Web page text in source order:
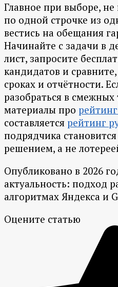
Главное при выборе,
по одной строчке из
вестись на обещания
Начинайте с задачи в
лист, запросите
кандидатов и
сроках и отчётности.
разобраться в смежных
материалы про
составляется рейтинг
подрядчика
решением, а не
Опубликовано в 2026
актуальность: подход
алгоритмах Яндекса и
Оцените статью